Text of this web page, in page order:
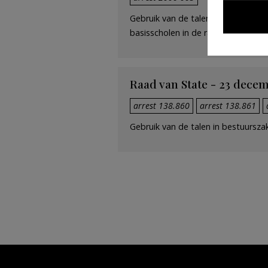
Gebruik van de talen in
basisscholen in de randgemeenten
Raad van State - 23
arrest 138.860 arrest 138.861
Gebruik van de talen in